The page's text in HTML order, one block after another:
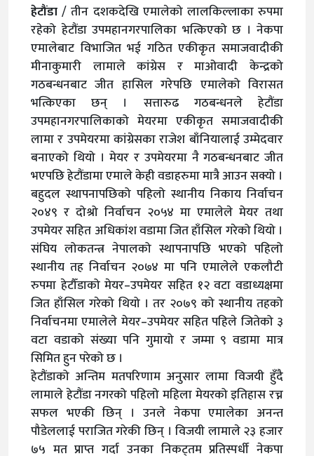
हेटौंडा / तीन दशकदेखि एमालेको लालकिल्लाका रुपमा
रहेको हेटौंडा उपमहानगरपालिका भत्किएको छ । नेकपा
एमालेबाट विभाजित भई गठित एकीकृत समाजवादीकी
मीनाकुमारी लामाले कांग्रेस र माओवादी केन्द्रको
गठबन्धनबाट जीत हासिल गरेपछि एमालेको विरासत
भत्किएका छन् । सत्तारुढ गठबन्धनले हेटौंडा
उपमहानगरपालिकाको मेयरमा एकीकृत समाजवादीकी
लामा र उपमेयरमा कांग्रेसका राजेश बाँनियालाई उम्मेदवार
बनाएको थियो । मेयर र उपमेयरमा नै गठबन्धनबाट जीत
भएपछि हेटौंडामा एमाले केही वडाहरुमा मात्रै आउन सक्यो ।
बहुदल स्थापनापछिको पहिलो स्थानीय निकाय निर्वाचन
२०४९ र दोश्रो निर्वाचन २०५४ मा एमालेले मेयर तथा
उपमेयर सहित अधिकांश वडामा जित हाँसिल गरेको थियो ।
संघिय लोकतन्त्र नेपालको स्थापनापछि भएको पहिलो
स्थानीय तह निर्वाचन २०७४ मा पनि एमालेले एकलौटी
रुपमा हेटौँडाको मेयर–उपमेयर सहित १२ वटा वडाध्यक्षमा
जित हाँसिल गरेको थियो । तर २०७९ को स्थानीय तहको
निर्वाचनमा एमालेले मेयर–उपमेयर सहित पहिले जितेको ३
वटा वडाको संख्या पनि गुमायो र जम्मा ९ वडामा मात्र
सिमित हुन परेको छ ।
हेटौंडाको अन्तिम मतपरिणाम अनुसार लामा विजयी हुँदै
लामाले हेटौंडा नगरको पहिलो महिला मेयरको इतिहास रच्न
सफल भएकी छिन् । उनले नेकपा एमालेका अनन्त
पौडेललाई पराजित गरेकी छिन् । विजयी लामाले २३ हजार
७५ मत प्राप्त गर्दा उनका निकट्तम प्रतिस्पर्धी नेकपा